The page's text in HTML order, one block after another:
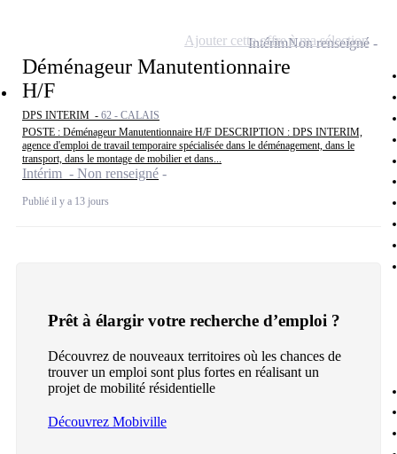
Déménageur Manutentionnaire
H/F
DPS INTERIM - 62 - CALAIS
POSTE : Déménageur Manutentionnaire H/F DESCRIPTION : DPS INTERIM,
agence d'emploi de travail temporaire spécialisée dans le déménagement, dans le
transport, dans le montage de mobilier et dans...
Intérim - Non renseigné
Publié il y a 13 jours
IntérimNon renseigné
Ajouter cette offre à ma sélection
Prêt à élargir votre recherche d’emploi ?
Découvrez de nouveaux territoires où les chances de
trouver un emploi sont plus fortes en réalisant un
projet de mobilité résidentielle
Découvrez Mobiville